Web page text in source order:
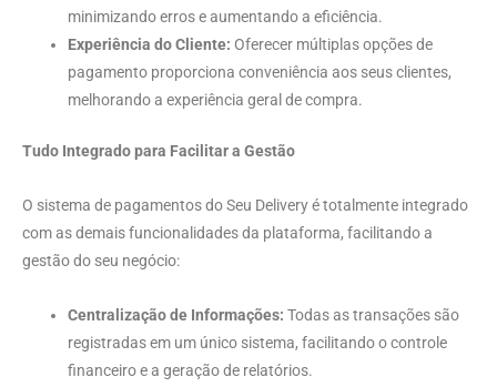
minimizando erros e aumentando a eficiência.
Experiência do Cliente: Oferecer múltiplas opções de
pagamento proporciona conveniência aos seus clientes,
melhorando a experiência geral de compra.
Tudo Integrado para Facilitar a Gestão
O sistema de pagamentos do Seu Delivery é totalmente integrado
com as demais funcionalidades da plataforma, facilitando a
gestão do seu negócio:
Centralização de Informações: Todas as transações são
registradas em um único sistema, facilitando o controle
financeiro e a geração de relatórios.